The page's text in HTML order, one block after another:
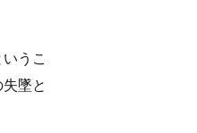
うこ
墜と